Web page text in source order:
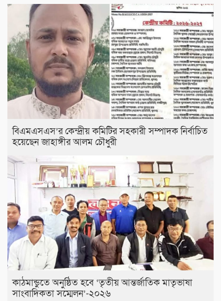
বিএমএসএস’র কেন্দ্রীয় কমিটির সহকারী সম্পাদক নির্বাচিত
হয়েছেন জাহাঙ্গীর আলম চৌধুরী
কাঠমান্ডুতে অনুষ্ঠিত হবে ‘তৃতীয় আন্তর্জাতিক মাতৃভাষা
সাংবাদিকতা সম্মেলন’-২০২৬